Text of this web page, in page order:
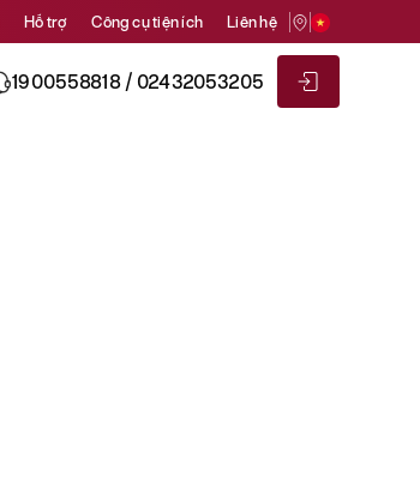
Hỗ trợ Công cụ tiện ích Liên hệ
1900558818 / 02432053205